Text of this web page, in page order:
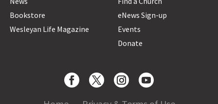
Bookstore
Wesleyan Life Magazine
eNews Sign-up
Events
Donate